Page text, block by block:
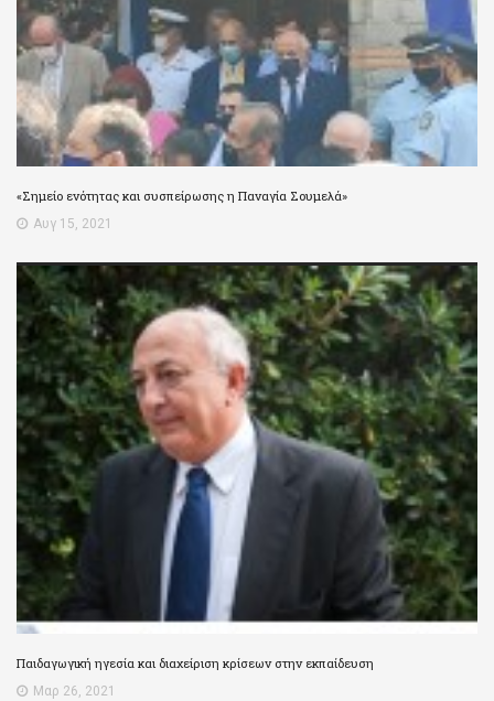
«Σημείο ενότητας και συσπείρωσης η Παναγία Σουμελά»
Αυγ 15, 2021
Παιδαγωγική ηγεσία και διαχείριση κρίσεων στην εκπαίδευση
Μαρ 26, 2021